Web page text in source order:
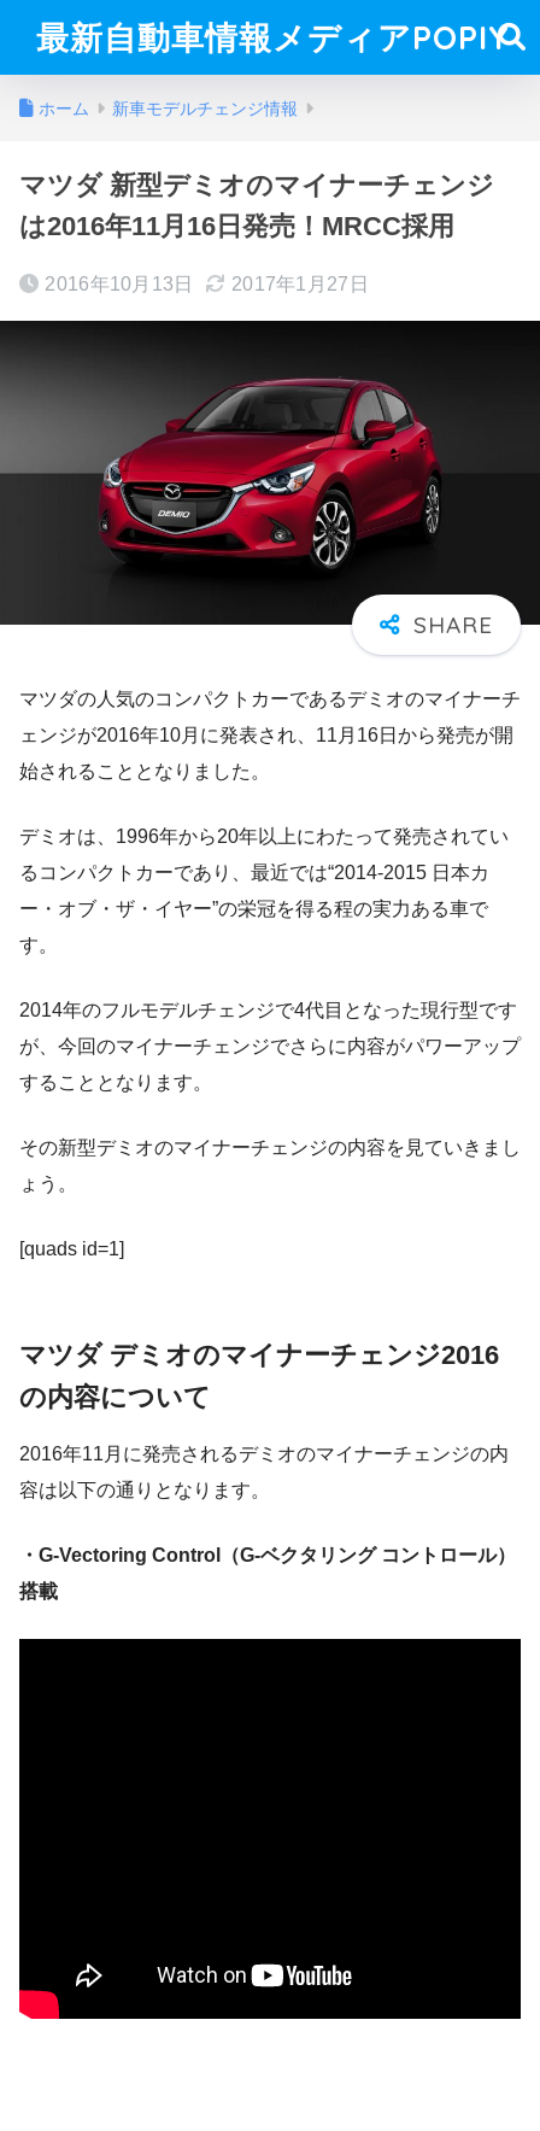
最新自動車情報メディアPOPIY
ホーム 新車モデルチェンジ情報
マツダ 新型デミオのマイナーチェンジ
は2016年11月16日発売！MRCC採用
2016年10月13日 2017年1月27日
マツダの人気のコンパクトカーであるデミオのマイナーチ
ェンジが2016年10月に発表され、11月16日から発売が開
始されることとなりました。
デミオは、1996年から20年以上にわたって発売されてい
るコンパクトカーであり、最近では“2014-2015 日本カ
ー・オブ・ザ・イヤー”の栄冠を得る程の実力ある車で
す。
2014年のフルモデルチェンジで4代目となった現行型です
が、今回のマイナーチェンジでさらに内容がパワーアップ
することとなります。
その新型デミオのマイナーチェンジの内容を見ていきまし
ょう。
[quads id=1]
マツダ デミオのマイナーチェンジ2016
の内容について
2016年11月に発売されるデミオのマイナーチェンジの内
容は以下の通りとなります。
・G-Vectoring Control（G-ベクタリング コントロール）
搭載